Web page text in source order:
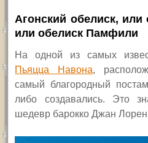
Агонский обелиск,
или обелиск Памфили
На одной из самых
Пьяцца Навона,
самый благородный
либо создавались. Это
шедевр барокко Джан